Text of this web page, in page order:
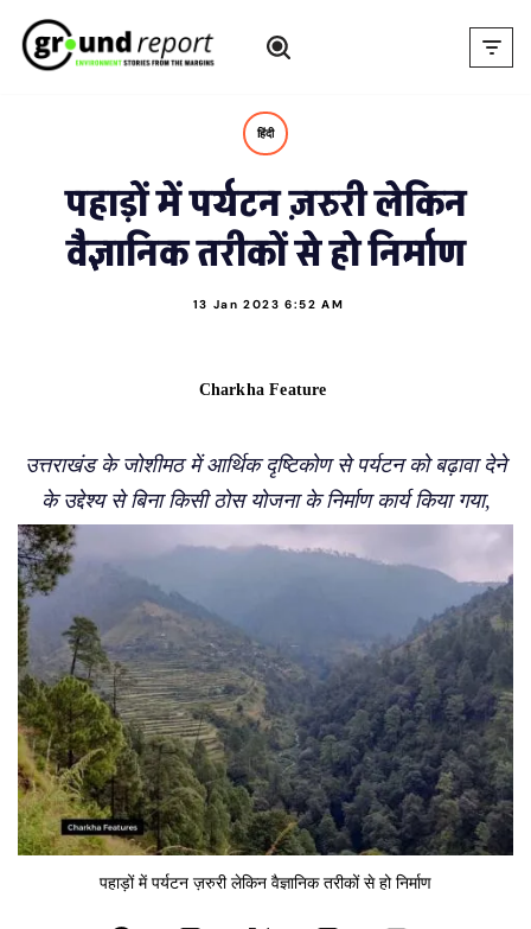
Skip
हिंदी
पहाड़ों में पर्यटन ज़रुरी लेकिन
वैज्ञानिक तरीकों से हो निर्माण
13 Jan 2023 6:52 AM
Charkha Feature
उत्तराखंड के जोशीमठ में आर्थिक दृष्टिकोण से पर्यटन को बढ़ावा देने
के उद्देश्य से बिना किसी ठोस योजना के निर्माण कार्य किया गया,
पहाड़ों में पर्यटन ज़रुरी लेकिन वैज्ञानिक तरीकों से हो निर्माण